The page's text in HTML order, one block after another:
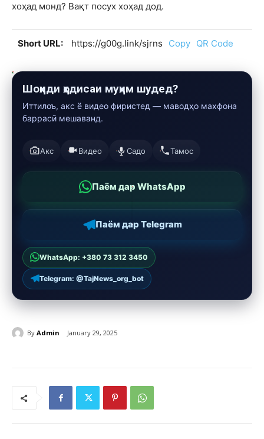
хоҳад монд? Вақт посух хоҳад дод.
Short URL: https://g00g.link/sjrns Copy QR Code
Шоҳиди ҳодисаи муҳим шудед?
Иттилоъ, акс ё видео фиристед — маводҳо махфона
баррасӣ мешаванд.
Акс Видео Садо Тамос
Паём дар WhatsApp
Паём дар Telegram
WhatsApp: +380 73 312 3450
Telegram: @TajNews_org_bot
By Admin January 29, 2025